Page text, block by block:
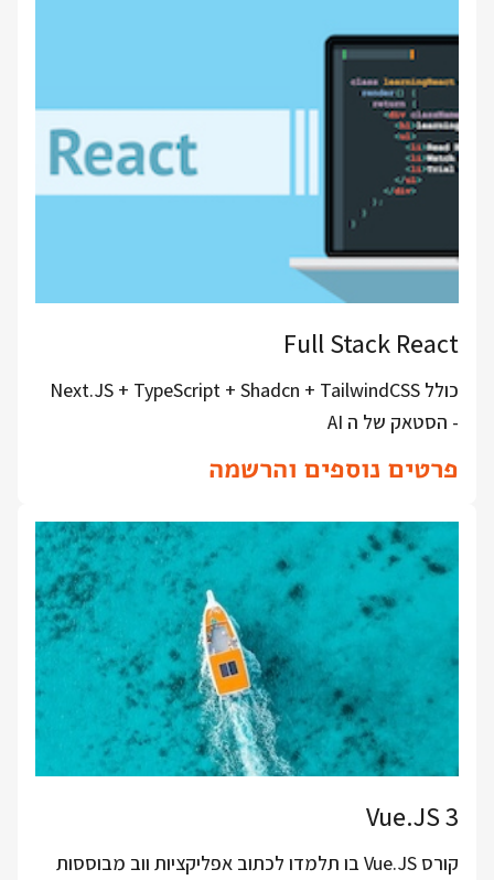
Full Stack React
כולל Next.JS + TypeScript + Shadcn + TailwindCSS
- הסטאק של ה AI
פרטים נוספים והרשמה
Vue.JS 3
קורס Vue.JS בו תלמדו לכתוב אפליקציות ווב מבוססות